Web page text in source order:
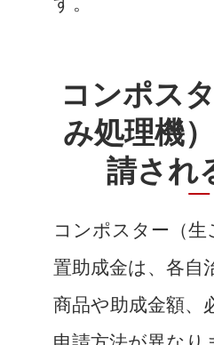
コンポス
み処理機
請され
コンポスター（生
置助成金は、各自
商品や助成金額、